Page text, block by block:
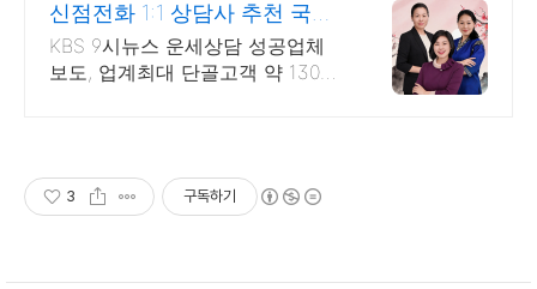
신점전화 1:1 상담사 추천 국내
최초개통 운세상담26주년
KBS 9시뉴스 운세상담 성공업체
보도, 업계최대 단골고객 약 130만
3 구독하기